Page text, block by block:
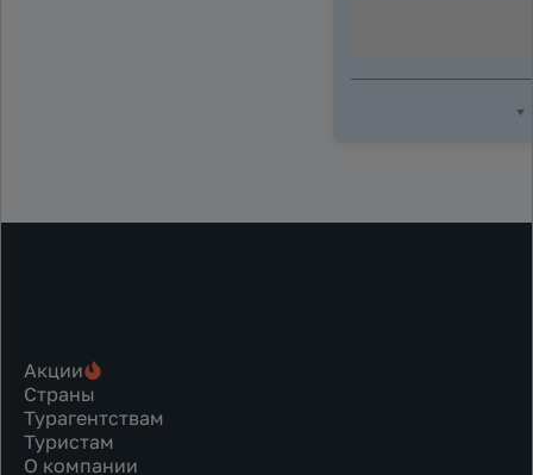
Акции
Страны
Турагентствам
Туристам
О компании